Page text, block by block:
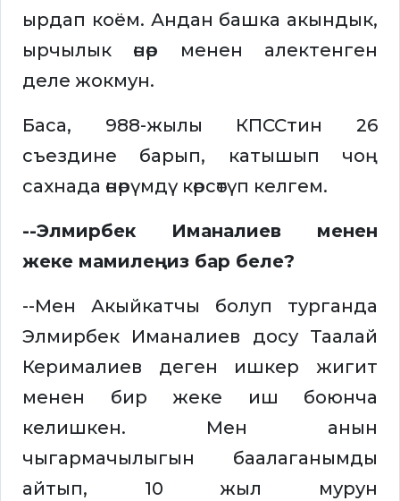
ырдап коём. Андан башка акындык,
ырчылык өнөр менен алектенген
деле жокмун.
Баса, 988-жылы КПССтин 26
съездине барып, катышып чоң
сахнада өнөрүмдү көрсөтүп келгем.
--Элмирбек Иманалиев менен
жеке мамилеңиз бар беле?
--Мен Акыйкатчы болуп турганда
Элмирбек Иманалиев досу Таалай
Керималиев деген ишкер жигит
менен бир жеке иш боюнча
келишкен. Мен анын
чыгармачылыгын баалаганымды
айтып, 10 жыл мурун